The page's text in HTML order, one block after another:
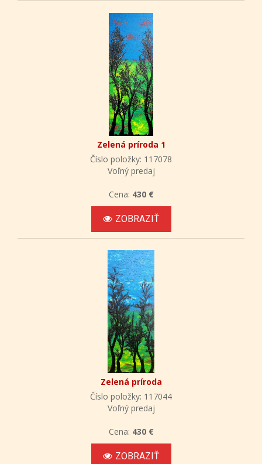
Zelená príroda 1
Číslo položky: 117078
Voľný predaj
Cena: 430 €
ZOBRAZIŤ
Zelená príroda
Číslo položky: 117044
Voľný predaj
Cena: 430 €
ZOBRAZIŤ